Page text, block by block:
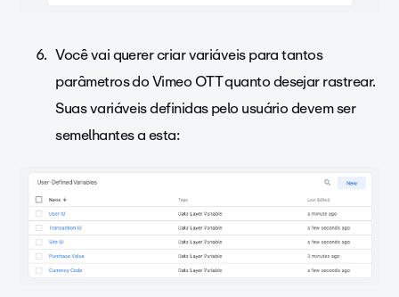
Você vai querer criar variáveis para tantos
parâmetros do Vimeo OTT quanto desejar rastrear.
Suas variáveis definidas pelo usuário devem ser
semelhantes a esta: